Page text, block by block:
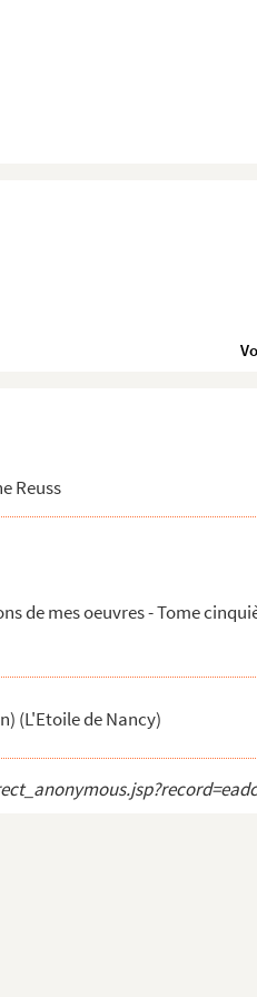
Reuss
de mes oeuvres - Tome
(L'Etoile de Nancy)